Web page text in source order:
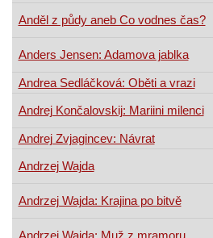
Anděl z půdy aneb Co vodnes čas?
Anders Jensen: Adamova jablka
Andrea Sedláčková: Oběti a vrazi
Andrej Končalovskij: Mariini milenci
Andrej Zvjagincev: Návrat
Andrzej Wajda
Andrzej Wajda: Krajina po bitvě
Andrzej Wajda: Muž z mramoru